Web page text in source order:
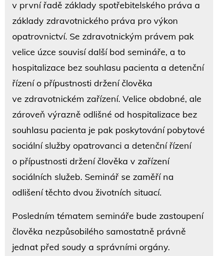
v první řadě základy spotřebitelského práva a
základy zdravotnického práva pro výkon
opatrovnictví. Se zdravotnickým právem pak
velice úzce souvisí další bod semináře, a to
hospitalizace bez souhlasu pacienta a detenční
řízení o přípustnosti držení člověka
ve zdravotnickém zařízení. Velice obdobné, ale
zároveň výrazně odlišné od hospitalizace bez
souhlasu pacienta je pak poskytování pobytové
sociální služby opatrovanci a detenční řízení
o přípustnosti držení člověka v zařízení
sociálních služeb. Seminář se zaměří na
odlišení těchto dvou životních situací.
Posledním tématem semináře bude zastoupení
člověka nezpůsobilého samostatně právně
jednat před soudy a správními orgány.